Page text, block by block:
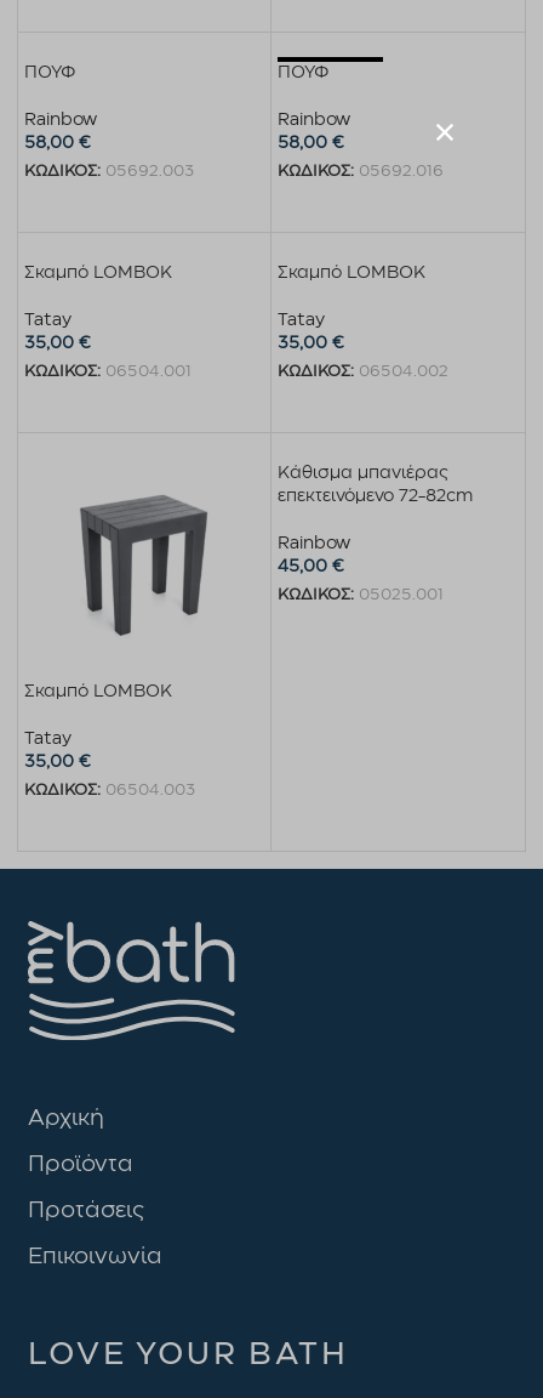
ΠΟΥΦ
Rainbow
58,00 €
ΚΩΔΙΚΟΣ: 05692.003
Εξαντλημένο
ΠΟΥΦ
Rainbow
58,00€
ΚΩΔΙΚΟΣ: 05692.016
Σκαμπό LOMBOK
Tatay
35,00 €
ΚΩΔΙΚΟΣ: 06504.001
Σκαμπό LOMBOK
Tatay
35,00€
ΚΩΔΙΚΟΣ: 06504.002
Σκαμπό LOMBOK
Tatay
35,00 €
ΚΩΔΙΚΟΣ: 06504.003
Κάθισμα μπανιέρας
επεκτεινόμενο 72-82cm
Rainbow
45,00€
ΚΩΔΙΚΟΣ: 05025.001
Αρχική
Προϊόντα
Προτάσεις
Επικοινωνία
LOVE YOUR BATH